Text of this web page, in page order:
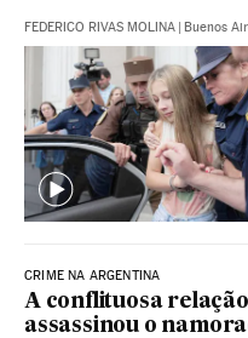
FEDERICO RIVAS MOLINA | Buenos
CRIME NA ARGENTINA
A conflituosa
assassinou o